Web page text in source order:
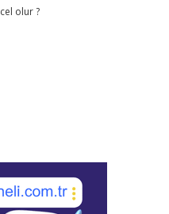
olur ?